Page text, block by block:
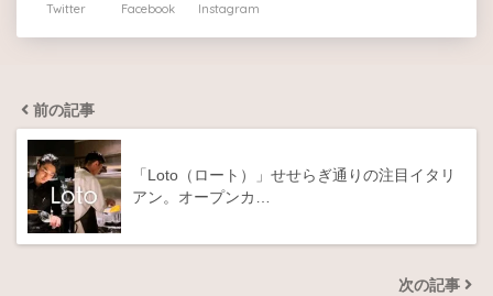
Twitter Facebook Instagram
前の記事
「Loto（ロート）」せせらぎ通りの注目イタリ
アン。オープンカ…
次の記事